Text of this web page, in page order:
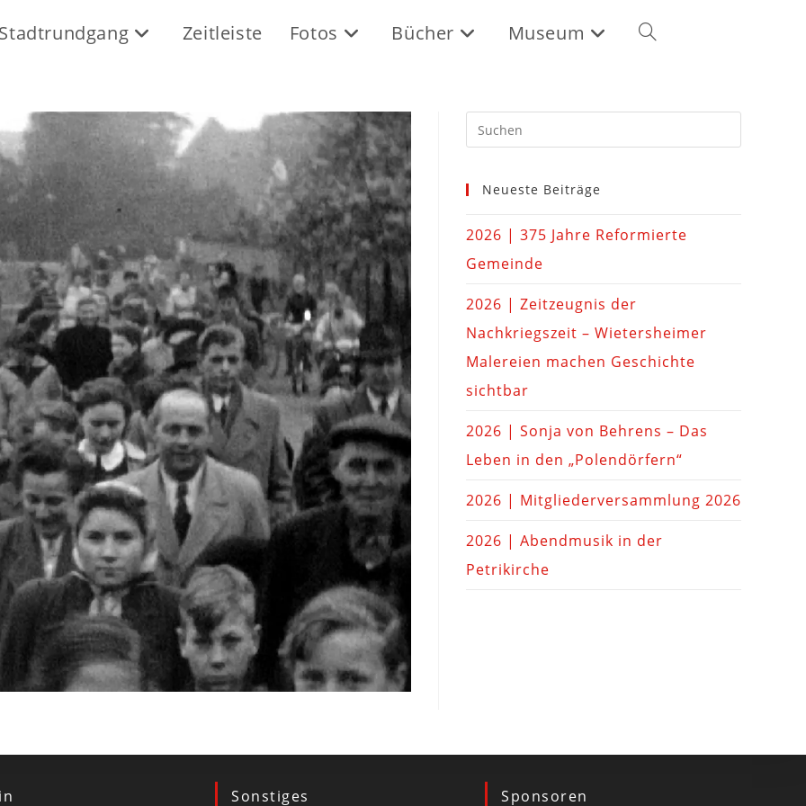
Zeitleiste Fotos Bücher Museum
Neueste Beiträge
2026 | 375 Jahre Reformierte
Gemeinde
2026 | Zeitzeugnis der
Nachkriegszeit – Wietersheimer
Malereien machen Geschichte
sichtbar
2026 | Sonja von Behrens – Das
Leben in den „Polendörfern“
2026 | Mitgliederversammlung 2026
2026 | Abendmusik in der
Petrikirche
Sonstiges Sponsoren